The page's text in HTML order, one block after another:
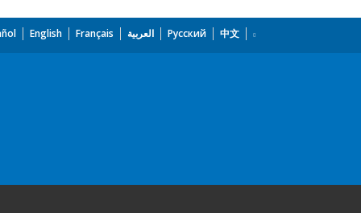
English Français العربية Русский 中文